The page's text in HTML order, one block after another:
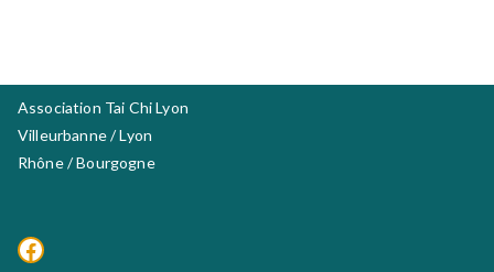
Association Tai Chi Lyon
Villeurbanne / Lyon
Rhône / Bourgogne
Facebook